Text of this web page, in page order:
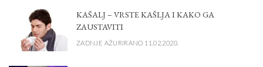
KAŠALJ – VRSTE KAŠLJA I KAKO GA
ZAUSTAVITI
ZADNJE AŽURIRANO 11.02.2020.